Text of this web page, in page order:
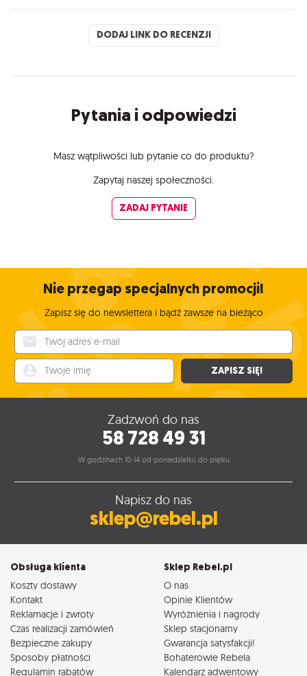
DODAJ LINK DO RECENZJI
Pytania i odpowiedzi
Masz wątpliwości lub pytanie co do produktu?
Zapytaj naszej społeczności.
ZADAJ PYTANIE
Nie przegap specjalnych promocji!
Zapisz się do newslettera i bądź zawsze na bieżąco
ZAPISZ SIĘ!
Zadzwoń do nas
58 728 49 31
W godzinach 10-14 od poniedziałku do piątku
Napisz do nas
sklep@rebel.pl
Obsługa klienta
Koszty dostawy
Kontakt
Reklamacje i zwroty
Czas realizacji zamówień
Bezpieczne zakupy
Sposoby płatności
Regulamin rabatów
Sklep Rebel.pl
O nas
Opinie Klientów
Wyróżnienia i nagrody
Sklep stacjonarny
Gwarancja satysfakcji!
Bohaterowie Rebela
Kalendarz adwentowy